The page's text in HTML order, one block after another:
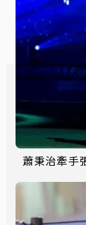
蕭秉治牽手